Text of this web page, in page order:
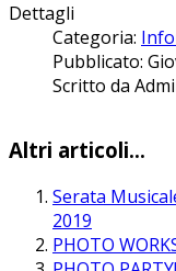
Dettagli
Categoria:
Pubblicato:
Scritto da
Altri articoli...
Serata
2019
PHOTO